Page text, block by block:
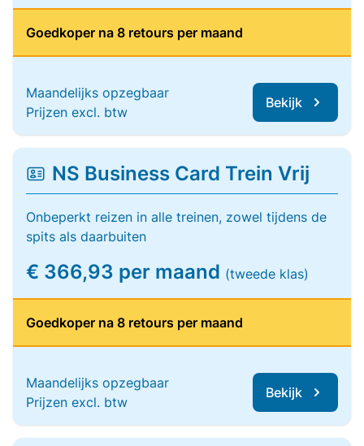
Goedkoper na 8 retours per maand
Maandelijks opzegbaar
Prijzen excl. btw
Bekijk
NS Business Card Trein Vrij
Onbeperkt reizen in alle treinen, zowel tijdens de
spits als daarbuiten
€ 366,93 per maand (tweede klas)
Goedkoper na 8 retours per maand
Maandelijks opzegbaar
Prijzen excl. btw
Bekijk